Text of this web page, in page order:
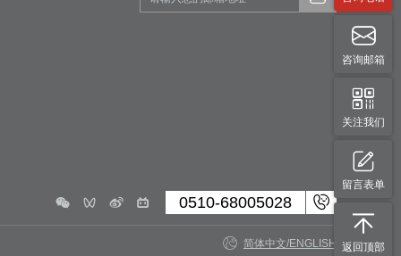
0510-68005028
简体中文/ENGLISH
咨询邮箱
关注我们
留言表单
返回顶部